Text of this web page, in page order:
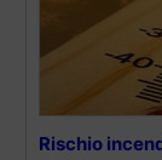
Rischio